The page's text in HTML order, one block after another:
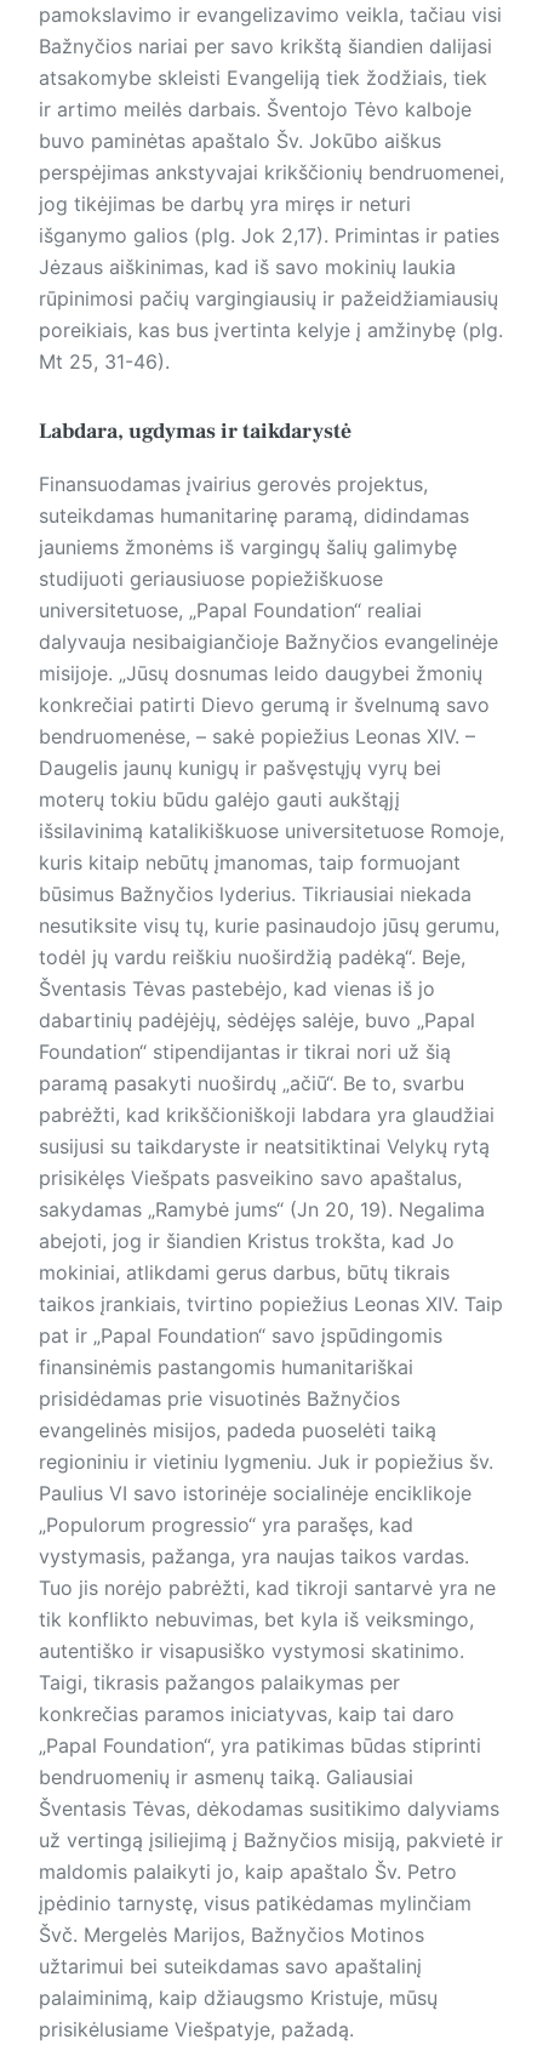
pamokslavimo ir evangelizavimo veikla, tačiau visi
Bažnyčios nariai per savo krikštą šiandien dalijasi
atsakomybe skleisti Evangeliją tiek žodžiais, tiek
ir artimo meilės darbais. Šventojo Tėvo kalboje
buvo paminėtas apaštalo Šv. Jokūbo aiškus
perspėjimas ankstyvajai krikščionių bendruomenei,
jog tikėjimas be darbų yra miręs ir neturi
išganymo galios (plg. Jok 2,17). Primintas ir paties
Jėzaus aiškinimas, kad iš savo mokinių laukia
rūpinimosi pačių vargingiausių ir pažeidžiamiausių
poreikiais, kas bus įvertinta kelyje į amžinybę (plg.
Mt 25, 31-46).
Labdara, ugdymas ir taikdarystė
Finansuodamas įvairius gerovės projektus,
suteikdamas humanitarinę paramą, didindamas
jau­niems žmonėms iš vargingų šalių galimybę
studijuoti geriausiuose popiežiškuose
universitetuose, „Pa­­pal Foundation“ realiai
dalyvauja nesibaigiančioje Bažnyčios evangelinėje
misijoje. „Jūsų dosnumas leido daugybei žmonių
konkrečiai patirti Dievo gerumą ir švelnumą savo
bendruomenėse, – sakė popiežius Leonas XIV. –
Daugelis jaunų kunigų ir pašvęstųjų vyrų bei
moterų tokiu būdu galėjo gauti aukštąjį
išsilavinimą katalikiškuose universitetuose Romoje,
kuris kitaip nebūtų įmanomas, taip formuojant
būsimus Bažnyčios lyderius. Tikriausiai niekada
nesutiksite visų tų, kurie pasinaudojo jūsų gerumu,
todėl jų vardu reiškiu nuoširdžią padėką“. Beje,
Šventasis Tėvas pastebėjo, kad vienas iš jo
dabartinių padėjėjų, sėdėjęs salėje, buvo „Papal
Foundation“ stipendijantas ir tikrai nori už šią
paramą pasakyti nuoširdų „ačiū“. Be to, svarbu
pabrėžti, kad krikščioniškoji labdara yra glaudžiai
susijusi su taikdaryste ir neatsitiktinai Velykų rytą
prisikėlęs Viešpats pasveikino savo apaštalus,
sakydamas „Ramybė jums“ (Jn 20, 19). Negalima
abejoti, jog ir šiandien Kristus trokšta, kad Jo
mokiniai, atlikdami gerus darbus, būtų tikrais
taikos įrankiais, tvirtino popiežius Leonas XIV. Taip
pat ir „Papal Foundation“ savo įspūdingomis
finansinėmis pastangomis humanitariškai
prisidėdamas prie visuotinės Bažnyčios
evangelinės misijos, padeda puoselėti taiką
regioniniu ir vietiniu lygmeniu. Juk ir popiežius šv.
Paulius VI savo istorinėje socialinėje enciklikoje
„Populorum progressio“ yra parašęs, kad
vystymasis, pažanga, yra naujas taikos vardas.
Tuo jis norėjo pabrėžti, kad tikroji santarvė yra ne
tik konflikto nebuvimas, bet kyla iš veiksmingo,
autentiško ir visapusiško vystymosi skatinimo.
Taigi, tikrasis pažangos palaikymas per
konkrečias paramos iniciatyvas, kaip tai daro
„Papal Foundation“, yra patikimas būdas stiprinti
bendruomenių ir asmenų taiką. Galiausiai
Šventasis Tėvas, dėkodamas susitikimo dalyviams
už vertingą įsiliejimą į Bažnyčios misiją, pakvietė ir
maldomis palaikyti jo, kaip apaštalo Šv. Petro
įpėdinio tarnystę, visus patikėdamas mylinčiam
Švč. Mergelės Marijos, Bažnyčios Motinos
užtarimui bei suteikdamas savo apaš­talinį
palaiminimą, kaip džiaugsmo Kristuje, mūsų
prisikėlusiame Viešpatyje, pažadą.